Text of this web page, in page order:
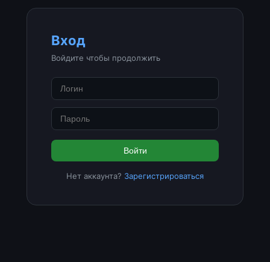
Вход
Войдите чтобы продолжить
Войти
Нет аккаунта? Зарегистрироваться